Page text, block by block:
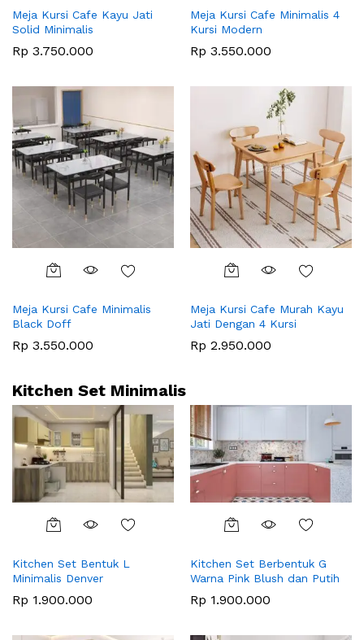
Meja Kursi Cafe Kayu Jati
Solid Minimalis
Rp 3.750.000
Meja Kursi Cafe Minimalis 4
Kursi Modern
Rp 3.550.000
Meja Kursi Cafe Minimalis
Black Doff
Rp 3.550.000
Meja Kursi Cafe Murah Kayu
Jati Dengan 4 Kursi
Rp 2.950.000
Kitchen Set Minimalis
Kitchen Set Bentuk L
Minimalis Denver
Rp 1.900.000
Kitchen Set Berbentuk G
Warna Pink Blush dan Putih
Rp 1.900.000